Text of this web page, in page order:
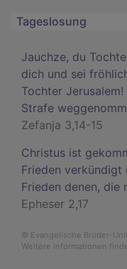
Tageslosung
Jauchze, du
dich und sei
Tochter
Strafe
Zefanja 3,14-15
Christus ist
Frieden
Frieden denen, die
Epheser 2,17
© Evangelische Brüder-
Weitere Informationen